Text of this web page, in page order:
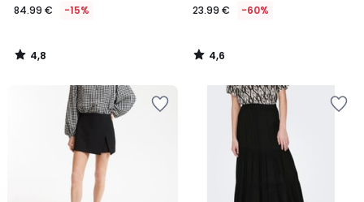
84.99 € -15%
4,8
/
23.99 € -60%
4,6
/